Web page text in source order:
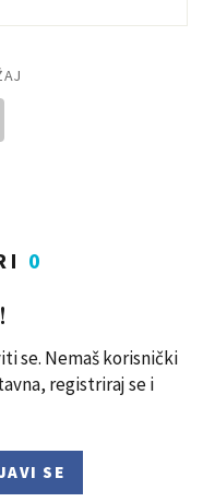
0
se. Nemaš korisnički
registriraj se i
SE